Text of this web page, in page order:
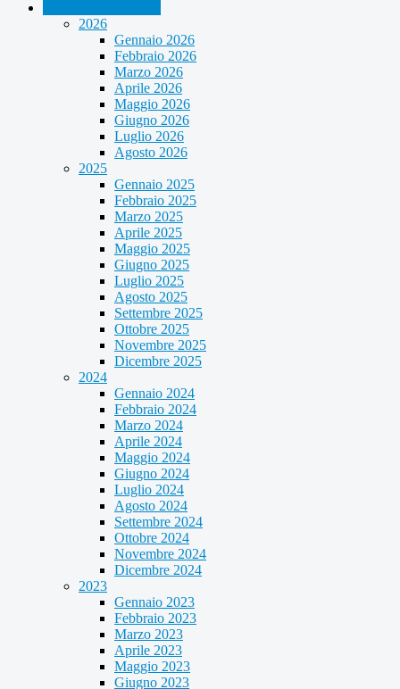
2026
Gennaio 2026
Febbraio 2026
Marzo 2026
Aprile 2026
Maggio 2026
Giugno 2026
Luglio 2026
Agosto 2026
2025
Gennaio 2025
Febbraio 2025
Marzo 2025
Aprile 2025
Maggio 2025
Giugno 2025
Luglio 2025
Agosto 2025
Settembre 2025
Ottobre 2025
Novembre 2025
Dicembre 2025
2024
Gennaio 2024
Febbraio 2024
Marzo 2024
Aprile 2024
Maggio 2024
Giugno 2024
Luglio 2024
Agosto 2024
Settembre 2024
Ottobre 2024
Novembre 2024
Dicembre 2024
2023
Gennaio 2023
Febbraio 2023
Marzo 2023
Aprile 2023
Maggio 2023
Giugno 2023